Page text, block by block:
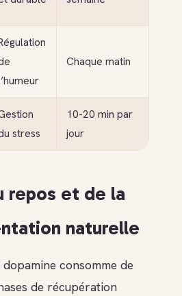
Chaque matin
stress
10-20 min par
jour
repos et de la
naturelle
consomme de
de récupération